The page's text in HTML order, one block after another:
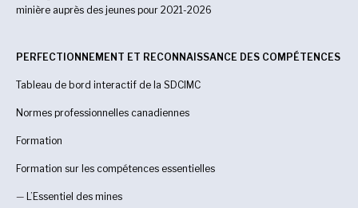
minière auprès des jeunes pour 2021-2026
PERFECTIONNEMENT ET RECONNAISSANCE DES COMPÉTENCES
Tableau de bord interactif de la SDCIMC
Normes professionnelles canadiennes
Formation
Formation sur les compétences essentielles
— L’Essentiel des mines